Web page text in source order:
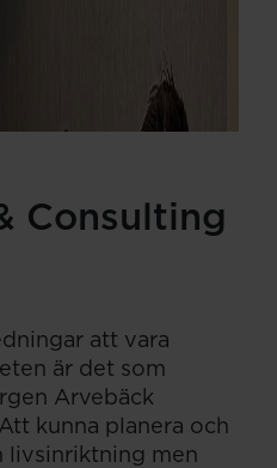
Consulting
att vara
är det som
Arvebäck
kunna planera och
livsinriktning men